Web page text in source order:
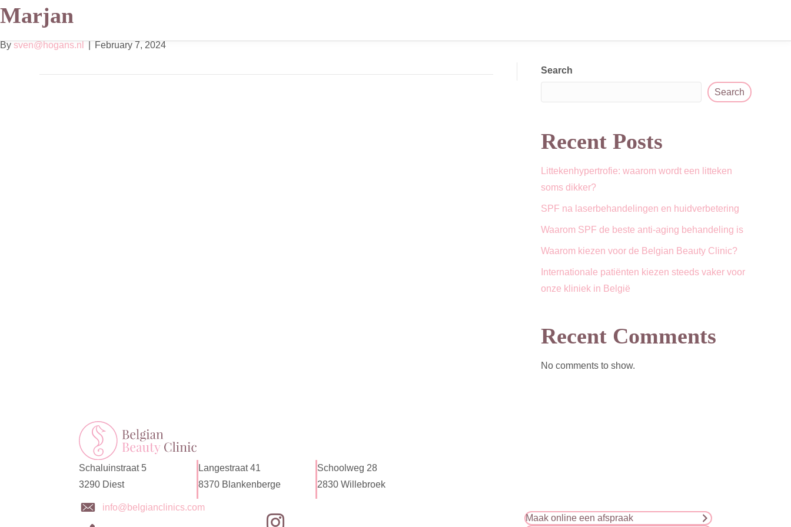
Marjan
By sven@hogans.nl February 7, 2024
Search
Search
Recent Posts
Littekenhypertrofie: waarom wordt een litteken
soms dikker?
SPF na laserbehandelingen en huidverbetering
Waarom SPF de beste anti-aging behandeling is
Waarom kiezen voor de Belgian Beauty Clinic?
Internationale patiënten kiezen steeds vaker voor
onze kliniek in België
Recent Comments
No comments to show.
Schaluinstraat 5
3290 Diest
Langestraat 41
8370 Blankenberge
Schoolweg 28
2830 Willebroek
info@belgianclinics.com
Maak online een afspraak